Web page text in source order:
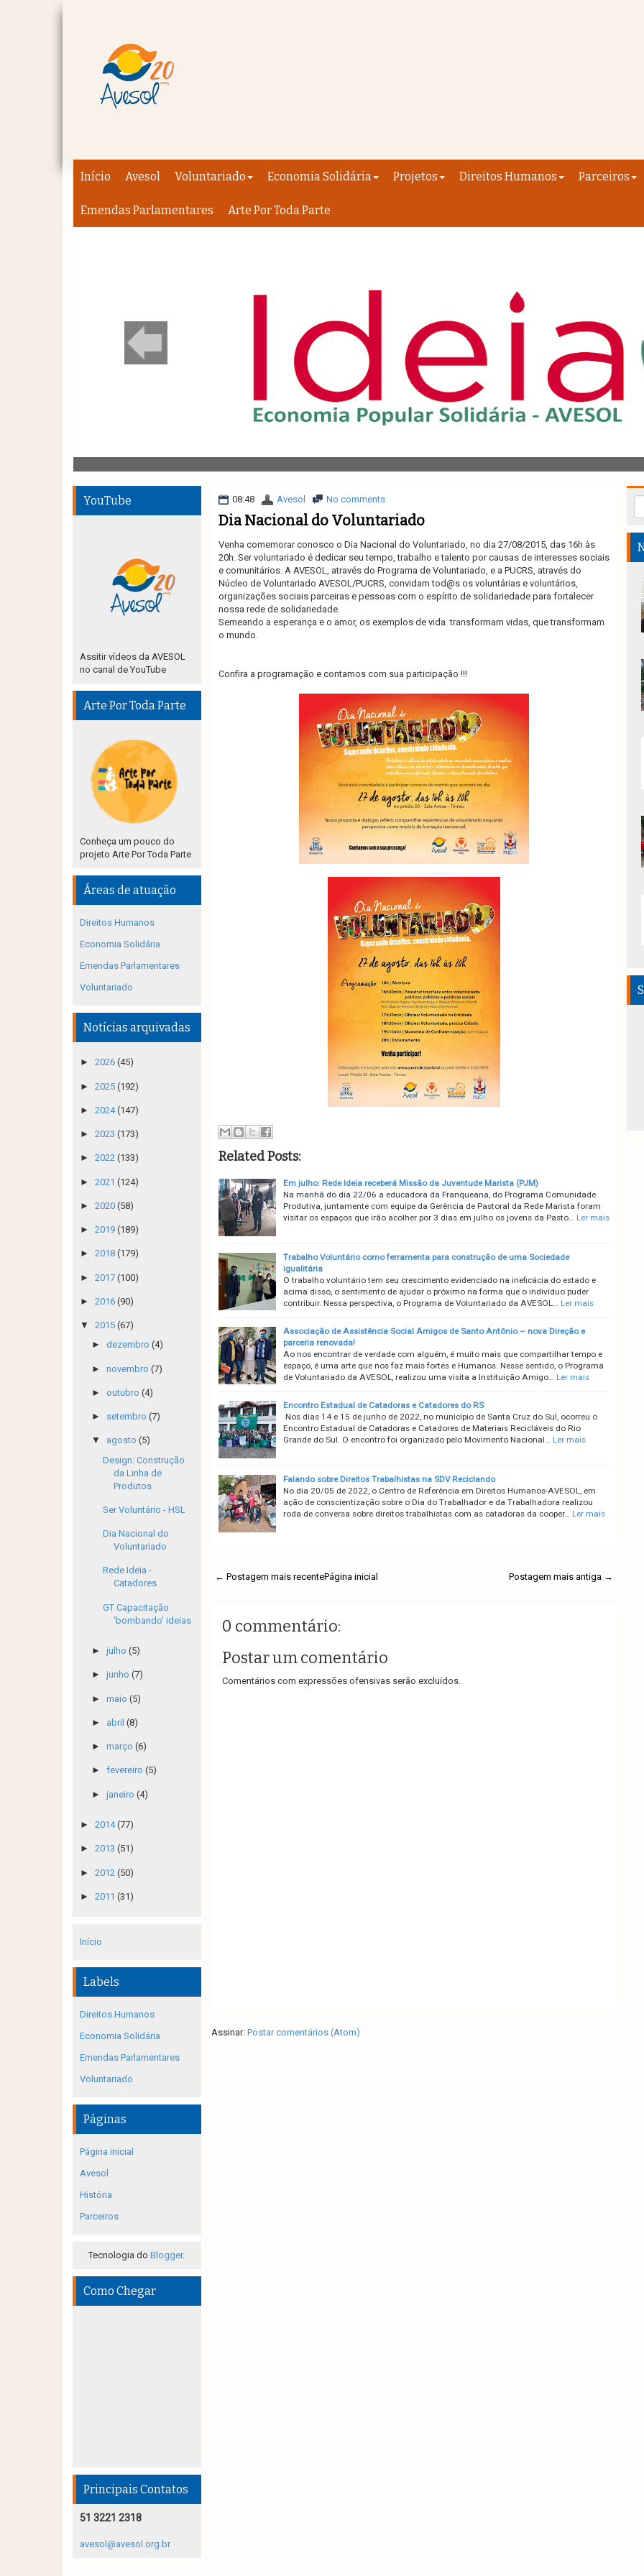
Início Avesol Voluntariado Economia Solidária Projetos Direitos Humanos Parceiros
Emendas Parlamentares Arte Por Toda Parte
08:48 Avesol No comments
Dia Nacional do Voluntariado
Venha comemorar conosco o Dia Nacional do Voluntariado, no dia 27/08/2015, das 16h às
20h. Ser voluntariado é dedicar seu tempo, trabalho e talento por causas de interesses sociais
e comunitários. A AVESOL, através do Programa de Voluntariado, e a PUCRS, através do
Núcleo de Voluntariado AVESOL/PUCRS, convidam tod@s os voluntárias e voluntários,
organizações sociais parceiras e pessoas com o espírito de solidariedade para fortalecer
nossa rede de solidariedade.
Semeando a esperança e o amor, os exemplos de vida transformam vidas, que transformam
o mundo.
Confira a programação e contamos com sua participação !!!
Related Posts:
Em julho: Rede Ideia receberá Missão da Juventude Marista (PJM)
Na manhã do dia 22/06 a educadora da Franqueana, do Programa Comunidade
Produtiva, juntamente com equipe da Gerência de Pastoral da Rede Marista foram
visitar os espaços que irão acolher por 3 dias em julho os jovens da Pasto…
Ler mais
Trabalho Voluntário como ferramenta para construção de uma Sociedade
igualitária
O trabalho voluntário tem seu crescimento evidenciado na ineficácia do estado e
acima disso, o sentimento de ajudar o próximo na forma que o indivíduo puder
contribuir. Nessa perspectiva, o Programa de Voluntariado da AVESOL…
Ler mais
Associação de Assistência Social Amigos de Santo Antônio – nova Direção e
parceria renovada!
Ao nos encontrar de verdade com alguém, é muito mais que compartilhar tempo e
espaço, é uma arte que nos faz mais fortes e Humanos. Nesse sentido, o Programa
de Voluntariado da AVESOL, realizou uma visita a Instituição Amigo…
Ler mais
Encontro Estadual de Catadoras e Catadores do RS
Nos dias 14 e 15 de junho de 2022, no município de Santa Cruz do Sul, ocorreu o
Encontro Estadual de Catadoras e Catadores de Materiais Recicláveis do Rio
Grande do Sul. O encontro foi organizado pelo Movimento Nacional…
Ler mais
Falando sobre Direitos Trabalhistas na SDV Reciclando
No dia 20/05 de 2022, o Centro de Referência em Direitos Humanos-AVESOL, em
ação de conscientização sobre o Dia do Trabalhador e da Trabalhadora realizou
roda de conversa sobre direitos trabalhistas com as catadoras da cooper…
Ler mais
← Postagem mais recente Postagem mais antiga →
Página inicial
0 commentário:
Postar um comentário
Comentários com expressões ofensivas serão excluídos.
Assinar: Postar comentários (Atom)
YouTube
Assitir vídeos da AVESOL
no canal de YouTube
Arte Por Toda Parte
Conheça um pouco do
projeto Arte Por Toda Parte
Áreas de atuação
Direitos Humanos
Economia Solidária
Emendas Parlamentares
Voluntariado
Notícias arquivadas
► 2026 (45)
► 2025 (192)
► 2024(147)
► 2023 (173)
► 2022 (133)
► 2021 (124)
► 2020 (58)
► 2019 (189)
► 2018 (179)
► 2017 (100)
► 2016 (90)
▼ 2015 (67)
► dezembro (4)
► novembro (7)
► outubro (4)
► setembro (7)
▼ agosto (5)
Design: Construção
da Linha de
Produtos
Ser Voluntário - HSL
Dia Nacional do
Voluntariado
Rede Ideia -
Catadores
GT Capacitação
‘bombando’ ideias
► julho (5)
► junho (7)
► maio (5)
► abril (8)
► março (6)
► fevereiro (5)
► janeiro (4)
► 2014(77)
► 2013 (51)
► 2012 (50)
► 2011 (31)
Início
Labels
Direitos Humanos
Economia Solidária
Emendas Parlamentares
Voluntariado
Páginas
Página inicial
Avesol
História
Parceiros
Tecnologia doBlogger.
Como Chegar
Principais Contatos
51 3221 2318
avesol@avesol.org.br